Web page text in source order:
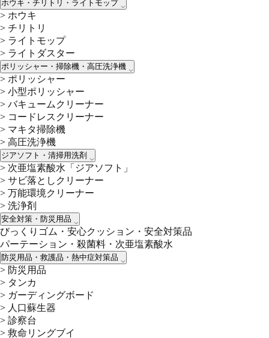
ホウキ・チリトリ・ライトモップ
> ホウキ
> チリトリ
> ライトモップ
> ライトダスター
ポリッシャー・掃除機・高圧洗浄機
> ポリッシャー
> 小型ポリッシャー
> バキュームクリーナー
> コードレスクリーナー
> マキタ掃除機
> 高圧洗浄機
ジアソフト・清掃用洗剤
> 次亜塩素酸水「ジアソフト」
> サビ落としクリーナー
> 万能環境クリーナー
> 洗浄剤
安全対策・防災用品
びっくりゴム・安心クッション・安全対策品
パーテーション・殺菌料・次亜塩素酸水
防災用品・救護品・熱中症対策品
> 防災用品
> タンカ
> ガーディングボード
> 人口蘇生器
> 診察台
> 救命リングブイ